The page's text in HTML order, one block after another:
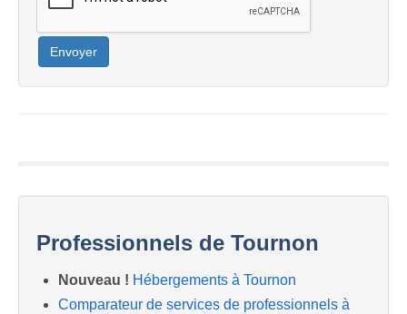
Envoyer
Professionnels de Tournon
Nouveau ! Hébergements à Tournon
Comparateur de services de professionnels à